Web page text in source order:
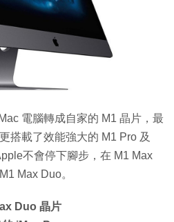
電腦轉成自家的 M1 晶片，最
搭載了效能強大的 M1 Pro 及
不會停下腳步，在 M1 Max
Max Duo。
Duo 晶片